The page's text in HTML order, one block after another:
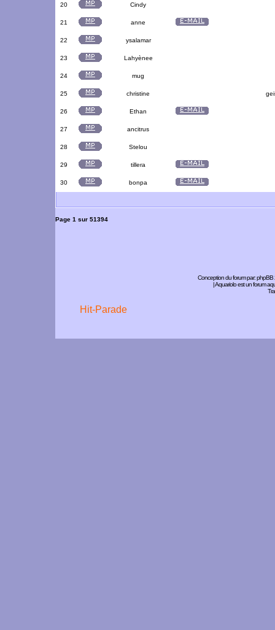
20 Cindy
21 anne
22 ysalamar
23 Lahyènee
24 mug
25 christine
26 Ethan
27 ancitrus
28 Stelou
29 tillera
30 bonpa
Page 1 sur 51394
Conception du forum par:phpBB
| Aquariolo est un forum